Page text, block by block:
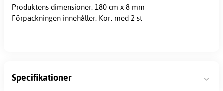
Produktens dimensioner: 180 cm x 8 mm
Förpackningen innehåller: Kort med 2 st
Specifikationer